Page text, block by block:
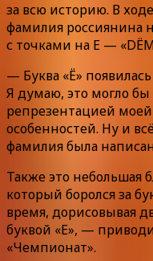
за всю историю. В
фамилия россиянина
с точками на Е —
— Буква «Ё»
Я думаю, это могло
репрезентацией
особенностей. Ну и
фамилия была
Также это небольшая
который боролся за
время, дорисовывая
буквой «Е», —
«Чемпионат».